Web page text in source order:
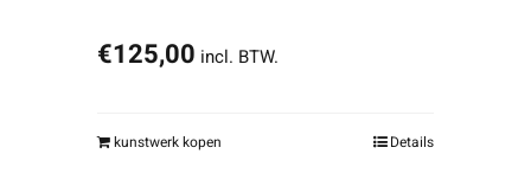
€125,00 incl. BTW.
kunstwerk kopen Details